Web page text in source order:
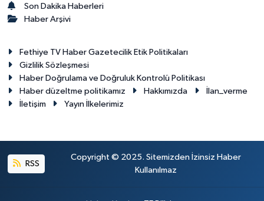
Son Dakika Haberleri
Haber Arşivi
Fethiye TV Haber Gazetecilik Etik Politikaları
Gizlilik Sözleşmesi
Haber Doğrulama ve Doğruluk Kontrolü Politikası
Haber düzeltme politikamız
Hakkımızda
İlan_verme
İletişim
Yayın İlkelerimiz
RSS
Copyright © 2025. Sitemizden İzinsiz Haber
Kullanılmaz